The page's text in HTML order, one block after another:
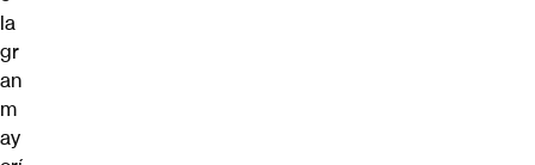
la
gr
an
m
ay